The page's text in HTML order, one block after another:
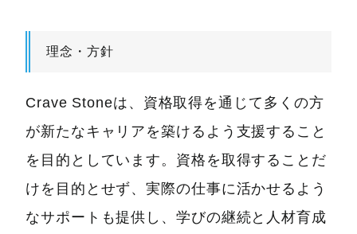
理念・方針
Crave Stoneは、資格取得を通じて多くの方
が新たなキャリアを築けるよう支援すること
を目的としています。資格を取得することだ
けを目的とせず、実際の仕事に活かせるよう
なサポートも提供し、学びの継続と人材育成